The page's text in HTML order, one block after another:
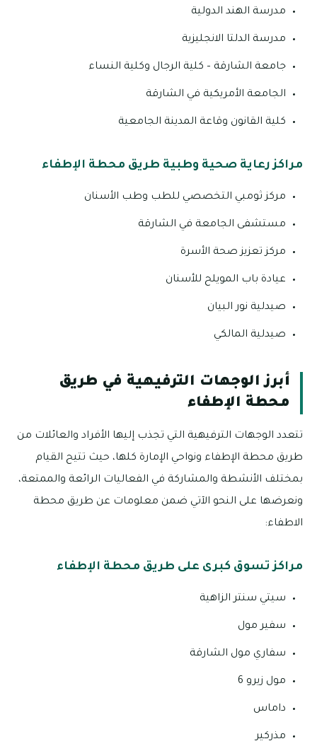
مدرسة الهند الدولية
مدرسة الدلتا الانجليزية
جامعة الشارقة – كلية الرجال وكلية النساء
الجامعة الأمريكية في الشارقة
كلية القانون وقاعة المدينة الجامعية
مراكز رعاية صحية وطبية طريق محطة الإطفاء
مركز ثومبي التخصصي للطب وطب الأسنان
مستشفى الجامعة في الشارقة
مركز تعزيز صحة الأسرة
عيادة باب المويلح للأسنان
صيدلية نور البيان
صيدلية المالكي
أبرز الوجهات الترفيهية في طريق
محطة الإطفاء
تتعدد الوجهات الترفيهية التي تجذب إليها الأفراد والعائلات من
طريق محطة الإطفاء ونواحي الإمارة كلها، حيث تتيح القيام
بمختلف الأنشطة والمشاركة في الفعاليات الرائعة والممتعة،
ونعرضها على النحو الآتي ضمن معلومات عن طريق محطة
الاطفاء:
مراكز تسوق كبرى على طريق محطة الإطفاء
سيتي سنتر الزاهية
سفير مول
سفاري مول الشارقة
مول زيرو 6
داماس
مذركير